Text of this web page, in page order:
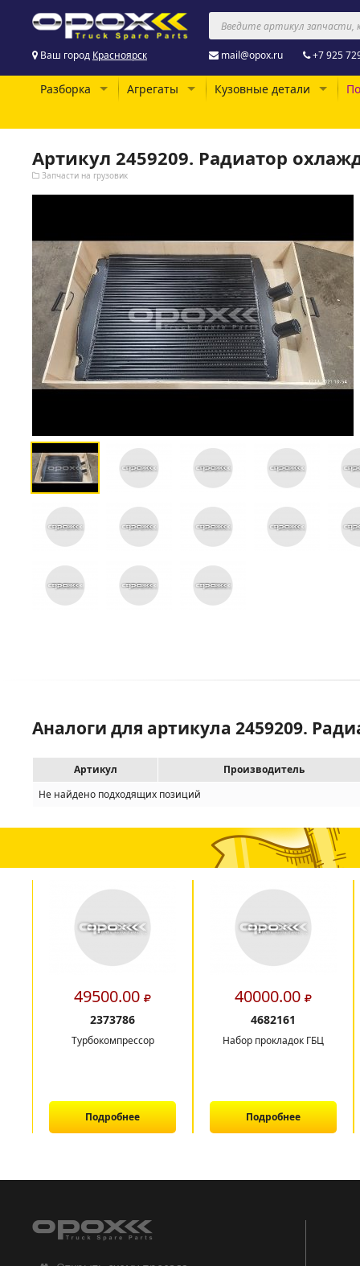
Ваш город Красноярск mail@opox.ru +7 925
Разборка Агрегаты Кузовные детали
Артикул 2459209. Радиатор
Запчасти на грузовик
Аналоги для артикула 2459209.
Артикул
Производитель
Не найдено подходящих позиций
49500.00
2373786
Турбокомпрессор
Подробнее
40000.00
4682161
Набор прокладок ГБЦ
Подробнее